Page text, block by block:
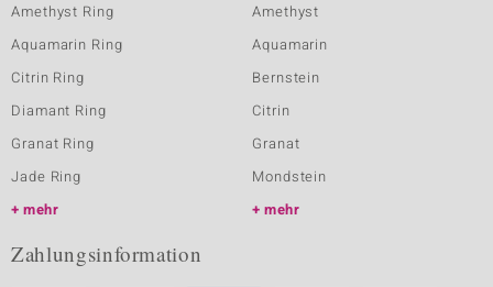
Amethyst Ring
Aquamarin Ring
Citrin Ring
Diamant Ring
Granat Ring
Jade Ring
mehr
Amethyst
Aquamarin
Bernstein
Citrin
Granat
Mondstein
mehr
Zahlungsinformation